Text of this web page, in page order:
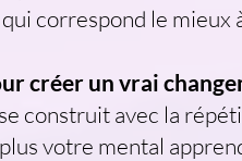
correspond le
créer un vrai
construit avec la
votre mental